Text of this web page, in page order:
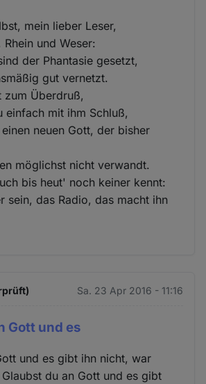
mein lieber Leser,
und Weser:
der Phantasie gesetzt,
gut vernetzt.
zum Überdruß,
einfach mit ihm Schluß,
neuen Gott, der bisher
möglichst nicht verwandt.
bis heut' noch keiner kennt:
sein, das Radio, das macht ihn
Sa. 23 Apr 2016 - 11:16
Gott und es
und es gibt ihn nicht, war
du an Gott und es gibt